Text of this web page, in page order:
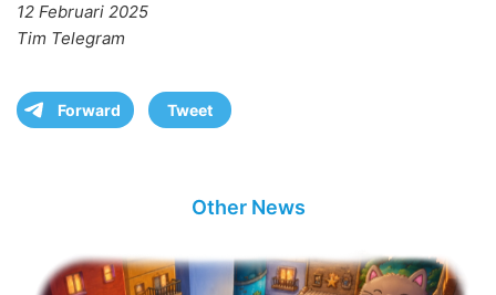
12 Februari 2025
Tim Telegram
Forward Tweet
Other News